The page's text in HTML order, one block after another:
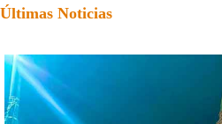
Últimas Noticias